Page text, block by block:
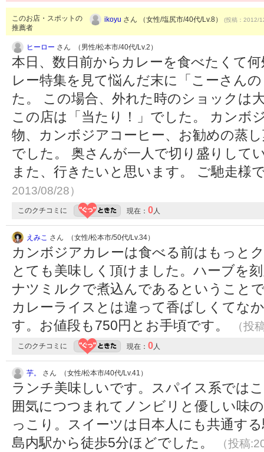
このお店・スポットの
推薦者
ikoyu さん （女性/塩尻市/40代/Lv.8） (投稿：2012/
ヒーロー さん （男性/松本市/40代/Lv.2）
本日、数日前からカレーを食べたくて
レー特集を見て悩んだ末に「こーさん
た。 この場合、外れた時のショックは
この店は「当たり！」でした。 カンボ
物、カンボジアコーヒー、お勧めの蒸
でした。 奥さんが一人で切り盛りして
また、行きたいと思います。 ご馳走様
2013/08/28）
このクチコミに 現在： 0人
えみこ さん （女性/松本市/50代/Lv.34）
カンボジアカレーは食べる前はもっと
とても美味しく頂けました。ハーブを
ナツミルクで煮込んであるということ
カレーライスとは違って香ばしくてな
す。お値段も750円とお手頃です。
（投
このクチコミに 現在： 0人
芋。 さん （女性/松本市/40代/Lv.41）
ランチ美味しいです。スパイス系では
囲気につつまれてノンビリと優しい味
っこり。スイーツは日本人にも共通す
島内駅から徒歩5分ほどでした。
（投稿